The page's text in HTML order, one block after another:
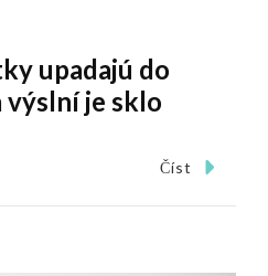
upadajú do
výslní je sklo
Číst